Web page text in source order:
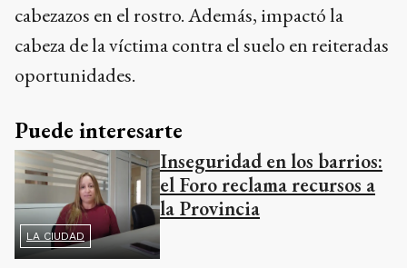
cabezazos en el rostro. Además, impactó la
cabeza de la víctima contra el suelo en reiteradas
oportunidades.
Puede interesarte
LA CIUDAD
Inseguridad en los barrios:
el Foro reclama recursos a
la Provincia